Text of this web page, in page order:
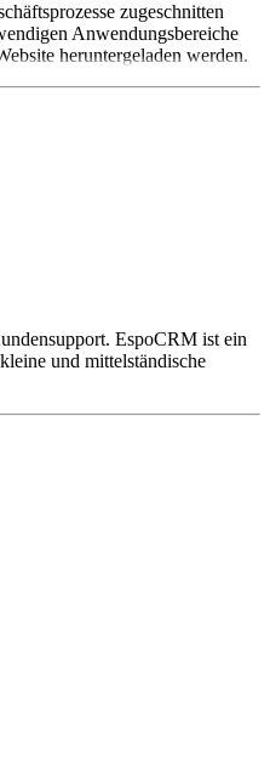
zugeschnitten
Anwendungsbereiche
heruntergeladen werden.
EspoCRM ist ein
und mittelständische